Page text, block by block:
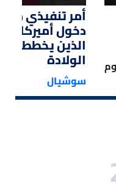
أمر تنفيذي من
دخول أميركا
الذين يخططون
الولادة
سوشيال